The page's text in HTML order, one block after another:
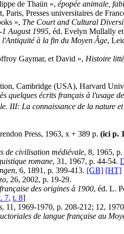
de Thaün », épopée animale,
Presses universitaires de
», The Court and Cultural
August 1995, éd. Evelyn Mullally
à la fin du Moyen Âge,
Gaymar, et David », Histoire
Cambridge (USA), Harvard
quelques écrits français à l'usage
III: La connaissance de la nature
Press, 1963, x + 389 p. (ici p.
de civilisation médiévale, 8, 1965,
romane, 31, 1967, p. 44-54.
, 6, 1891, p. 399-413. [GB] [HT]
, 26, 2002, p. 19-29.
des origines à 1900, éd. L.
7, t. 8]
, 11, 1969-1970, p. 208-212; 12,
de langue française au